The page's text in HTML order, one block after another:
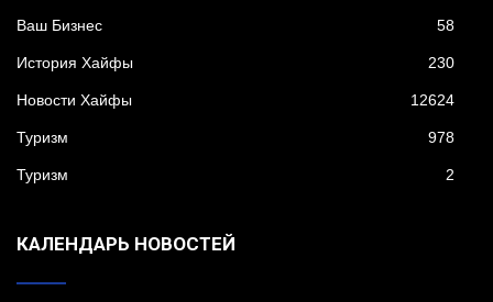
Ваш Бизнес 58
История Хайфы 230
Новости Хайфы 12624
Туризм 978
Туризм 2
КАЛЕНДАРЬ НОВОСТЕЙ